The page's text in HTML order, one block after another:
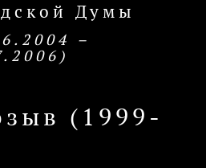
Думы
–
(1999-